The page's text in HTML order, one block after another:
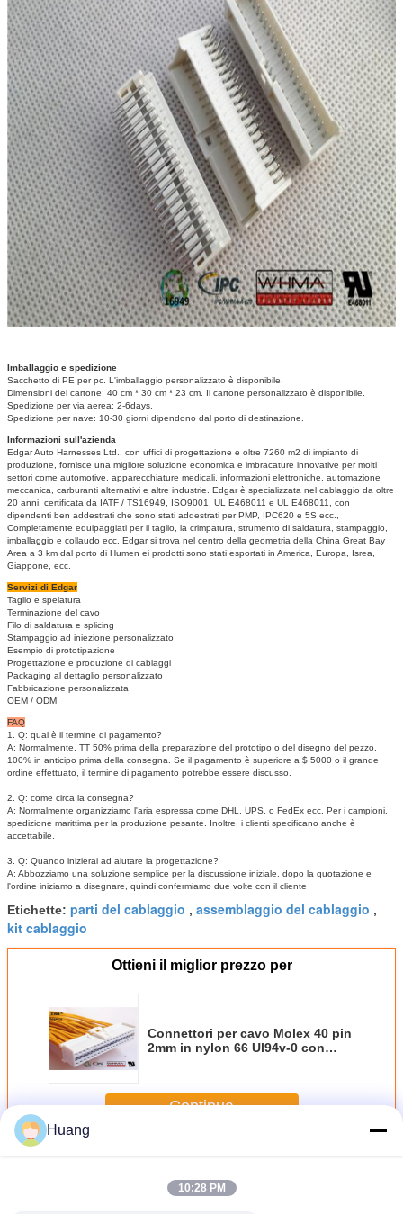
Imballaggio e spedizione
Sacchetto di PE per pc. L'imballaggio personalizzato è disponibile.
Dimensioni del cartone: 40 cm * 30 cm * 23 cm.
Il cartone personalizzato è disponibile.
Spedizione per via aerea: 2-6days.
Spedizione per nave: 10-30 giorni dipendono dal porto di destinazione.
Informazioni sull'azienda
Edgar Auto Harnesses Ltd., con uffici di progettazione e oltre 7260 m2 di impianto di
produzione, fornisce una migliore soluzione economica e imbracature innovative per molti
settori come automotive, apparecchiature medicali, informazioni elettroniche, automazione
meccanica, carburanti alternativi e altre industrie.
Edgar è specializzata nel cablaggio da oltre
20 anni, certificata da IATF / TS16949, ISO9001, UL E468011 e UL E468011, con
dipendenti ben addestrati che sono stati addestrati per PMP, IPC620 e 5S ecc.,
Completamente equipaggiati per il taglio, la crimpatura, strumento di saldatura, stampaggio,
imballaggio e collaudo ecc. Edgar si trova nel centro della geometria della China Great Bay
Area a 3 km dal porto di Humen ei prodotti sono stati esportati in America, Europa, Isrea,
Giappone, ecc.
Servizi di Edgar
Taglio e spelatura
Terminazione del cavo
Filo di saldatura e splicing
Stampaggio ad iniezione personalizzato
Esempio di prototipazione
Progettazione e produzione di cablaggi
Packaging al dettaglio personalizzato
Fabbricazione personalizzata
OEM / ODM
FAQ
1. Q: qual è il termine di pagamento?
A: Normalmente, TT 50% prima della preparazione del prototipo o del disegno del pezzo,
100% in anticipo prima della consegna.
Se il pagamento è superiore a $ 5000 o il grande
ordine effettuato, il termine di pagamento potrebbe essere discusso.
2. Q: come circa la consegna?
A: Normalmente organizziamo l'aria espressa come DHL, UPS, o FedEx ecc. Per i campioni,
spedizione marittima per la produzione pesante.
Inoltre, i clienti specificano anche è
accettabile.
3. Q: Quando inizierai ad aiutare la progettazione?
A: Abbozziamo una soluzione semplice per la discussione iniziale, dopo la quotazione e
l'ordine iniziamo a disegnare, quindi confermiamo due volte con il cliente
Etichette: parti del cablaggio , assemblaggio del cablaggio ,
kit cablaggio
Ottieni il miglior prezzo per
Connettori per cavo Molex 40 pin
2mm in nylon 66 Ul94v-0 con
Continua
PiùAssemblaggio cablaggio
Huang
10:28 PM